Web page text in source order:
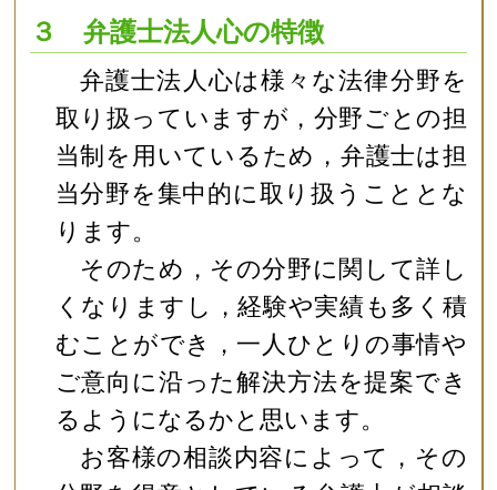
３ 弁護士法人心の特徴
弁護士法人心は様々な法律分野を
取り扱っていますが，分野ごとの担
当制を用いているため，弁護士は担
当分野を集中的に取り扱うこととな
ります。
そのため，その分野に関して詳し
くなりますし，経験や実績も多く積
むことができ，一人ひとりの事情や
ご意向に沿った解決方法を提案でき
るようになるかと思います。
お客様の相談内容によって，その